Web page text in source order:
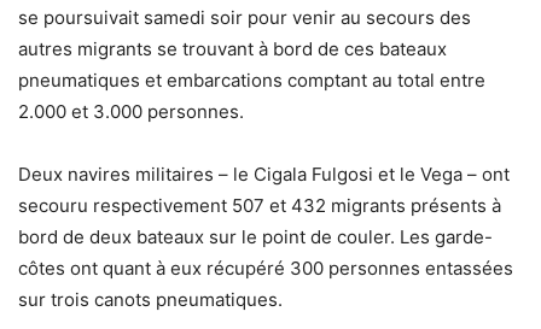
se poursuivait samedi soir pour venir au secours des
autres migrants se trouvant à bord de ces bateaux
pneumatiques et embarcations comptant au total entre
2.000 et 3.000 personnes.
Deux navires militaires – le Cigala Fulgosi et le Vega – ont
secouru respectivement 507 et 432 migrants présents à
bord de deux bateaux sur le point de couler. Les garde-
côtes ont quant à eux récupéré 300 personnes entassées
sur trois canots pneumatiques.